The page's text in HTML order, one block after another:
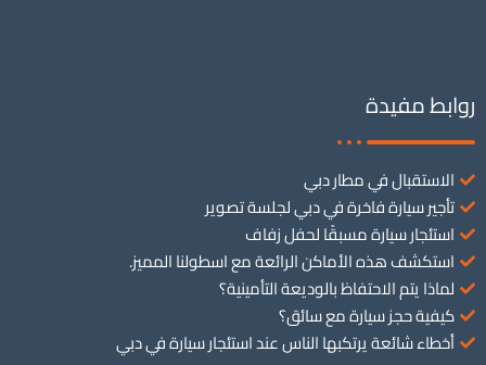
روابط مفيدة
الاستقبال في مطار دبي
تأجير سيارة فاخرة في دبي لجلسة تصوير
استئجار سيارة مسبقًا لحفل زفاف
استكشف هذه الأماكن الرائعة مع اسطولنا المميز.
لماذا يتم الاحتفاظ بالوديعة التأمينية؟
كيفية حجز سيارة مع سائق؟
أخطاء شائعة يرتكبها الناس عند استئجار سيارة في دبي